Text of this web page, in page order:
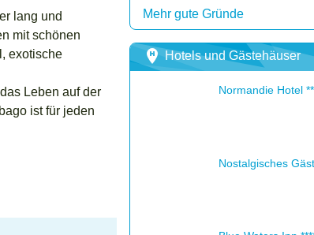
lang und
mit schönen
exotische
Leben auf der
ist für jeden
Mehr gute Gründe
Hotels und Gästehäuser
Normandie Hotel
Nostalgisches